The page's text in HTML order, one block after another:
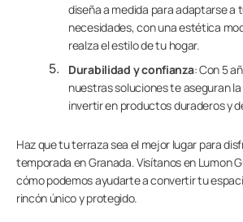
diseña a medida para adaptarse a
necesidades, con una estética
realza el estilo de tu hogar.
Durabilidad y confianza: Con 5
nuestras soluciones te aseguran
invertir en productos duraderos y
Haz que tu terraza sea el mejor lugar para
temporada en Granada. Visítanos en Lumon
cómo podemos ayudarte a convertir tu
rincón único y protegido.